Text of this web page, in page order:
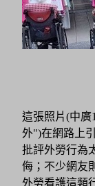
這張照片(中廣
外")在網路上
批評外勞行為
侮；不少網友
外勞看護這類